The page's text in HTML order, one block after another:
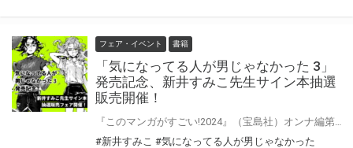
フェア・イベント 書籍
「気になってる人が男じゃなかった 3」
発売記念、新井すみこ先生サイン本抽選
販売開催！
#新井すみこ #気になってる人が男じゃなかった